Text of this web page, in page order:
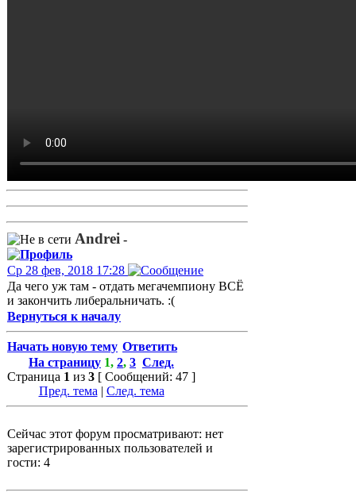
Andrei -
Ср 28 фев, 2018 17:28
Да чего уж там - отдать мегачемпиону ВСЁ
и закончить либеральничать. :(
Вернуться к началу
Начать новую тему Ответить
На страницу 1, 2, 3 След.
Страница 1 из 3 [ Сообщений: 47 ]
Пред. тема | След. тема
Сейчас этот форум просматривают: нет
зарегистрированных пользователей и
гости: 4